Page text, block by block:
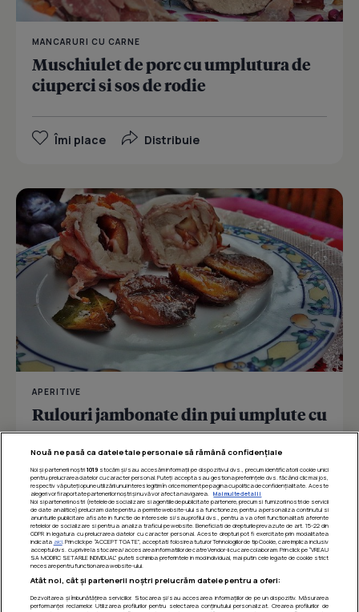
MANCARURI CU CARNE
Muschiulet de porc cu umplutura de
ciuperci si sos de rodie
Îmi place Distribuie
APERITIVE
Rulouri jambonate din pui umplute cu
prune
Îmi place Distribuie
Nouă ne pasă ca datele tale personale să rămână confidențiale
Noi și partenerii noștri 1019stocăm și/sau accesăm informații pe dispozitivul dvs., precum identificatorii cookie unici
pentru prelucrarea datelor cu caracter personal. Puteți accepta sau gestiona preferințele dvs. făcând clic mai jos,
respectiv vă puteți opune utilizării unui interes legitim în orice moment pe pagina cu politica de confidențialitate. Aceste
alegeri vor fi raportate partenerilor noștri și nu vă vor afecta navigarea.
Mai multe detalii
Noi si partenerii nostri (retelele de socializare si agentiile de publicitate partenere, precum si furnizorii nostri de servicii
de date analitice) prelucram date pentru a permite website-ului sa functioneze, pentru a personaliza continutul si
anunturile publicitare afisate in functie de interesele si/sau profilul dvs., pentru a va oferi functionalitati aferente
retelelor de socializare si pentru a analiza traficul pe website. Beneficiati de drepturile prevazute de art. 15-22 din
GDPR in legatura cu prelucrarea datelor cu caracter personal. Aceste drepturi pot fi exercitate prin modalitatea
indicata aici. Prin click pe “ACCEPT TOATE”, acceptati folosirea tuturor Tehnologiilor de tip Cookie, care implica inclusiv
acceptul dvs. cu privire la stocarea/accesarea informatiilor de catre Vendor-ii cu care colaboram. Prin click pe “VREAU
SA MODIFIC SETARILE INDIVIDUAL” puteti schimba preferintele in mod individual, mai putin cele legate de cookie strict
necesare pentru functionarea website-ului.
Atât noi, cât și partenerii noștri prelucrăm datele pentru a oferi:
Dezvoltarea și îmbunătățirea serviciilor. Stocarea și/sau accesarea informațiilor de pe un dispozitiv. Măsurarea
performanței reclamelor. Utilizarea profilurilor pentru selectarea conținutului personalizat. Crearea profilurilor de